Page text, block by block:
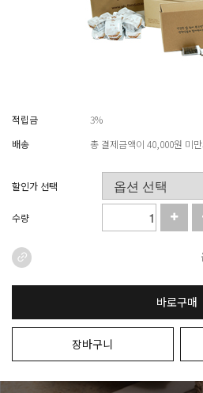
적립금
3%
배송
총 결제금액이 40,000원 미
할인가 선택
수량
바로구매
장바구니